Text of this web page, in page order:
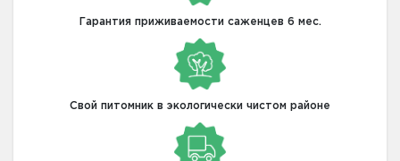
Гарантия приживаемости саженцев 6 мес.
Свой питомник в экологически чистом районе